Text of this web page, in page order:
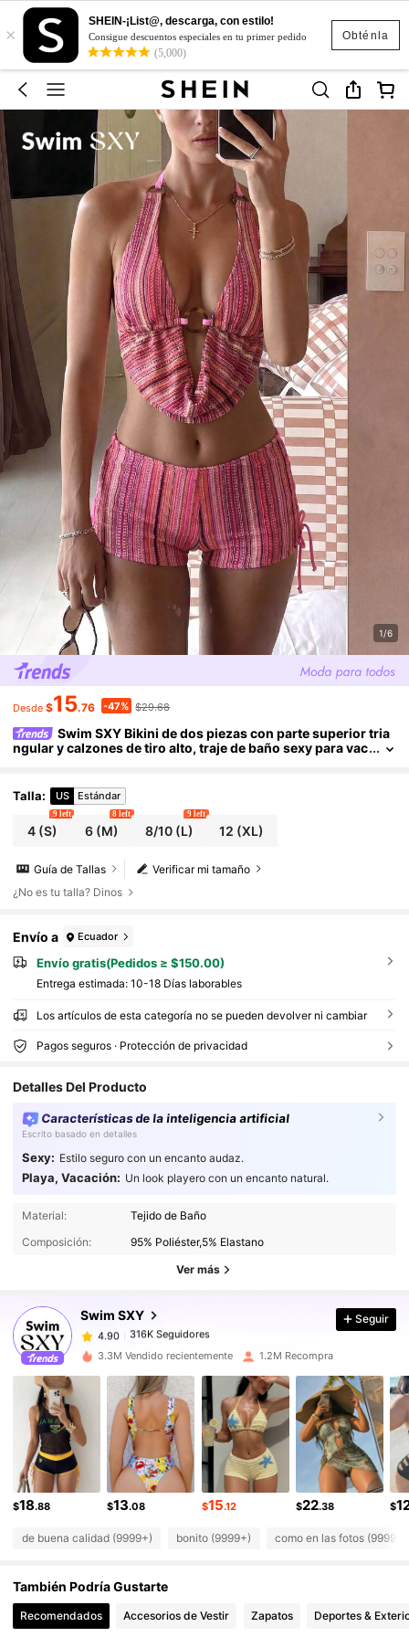
Obténla
×
SHEIN-¡List@, descarga, con estilo!
Consigue descuentos especiales en tu primer pedido
(5,000)
1/6
Desde $15.76 -47% $29.68
Swim SXY Bikini de dos piezas con parte superior tria
ngular y calzones de tiro alto, traje de baño sexy para vac
Talla: US Estándar
4 (S)
9 left
6 (M)
8 left
8/10(L)
9 left
12 (XL)
Verificar mi tamaño
Guía de Tallas
¿No es tu talla? Dinos
Envío a Ecuador
Envío gratis(Pedidos ≥ $150.00)
Entrega estimada: 10-18 Días laborables
Los artículos de esta categoría no se pueden devolver ni cambiar
Pagos seguros · Protección de privacidad
Detalles Del Producto
Características de la inteligencia artificial
Escrito basado en detalles
Sexy: Estilo seguro con un encanto audaz.
Playa, Vacación: Un look playero con un encanto natural.
Material:
Tejido de Baño
Composición:
95% Poliéster,5% Elastano
Ver más
Swim SXY
316K Seguidores
316K Seguidores
316K Seguidores
316K Seguidores
e***i seguidoHace 7 horas
4.90
316K Seguidores
4.90 316K Seguidores
4.90 316K Seguidores
4.90 316K Seguidores
4.90 316K Seguidores
4.90 316K Seguidores
Seguir
3.3M Vendido recientemente 1.2M Recompra
$18.88 $13.08 $15.12 $22.38 $
de buena calidad (9999+) bonito (9999+) como en las fotos (9999+)
También Podría Gustarte
Recomendados Accesorios de Vestir Zapatos Deportes &